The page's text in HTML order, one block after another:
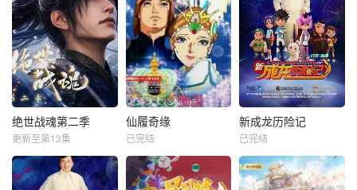
绝世战魂第二季
更新至第13集
仙履奇缘
已完结
新成龙历险记
已完结